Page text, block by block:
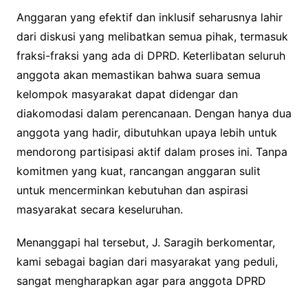
Anggaran yang efektif dan inklusif seharusnya lahir
dari diskusi yang melibatkan semua pihak, termasuk
fraksi-fraksi yang ada di DPRD. Keterlibatan seluruh
anggota akan memastikan bahwa suara semua
kelompok masyarakat dapat didengar dan
diakomodasi dalam perencanaan. Dengan hanya dua
anggota yang hadir, dibutuhkan upaya lebih untuk
mendorong partisipasi aktif dalam proses ini. Tanpa
komitmen yang kuat, rancangan anggaran sulit
untuk mencerminkan kebutuhan dan aspirasi
masyarakat secara keseluruhan.
Menanggapi hal tersebut, J. Saragih berkomentar,
kami sebagai bagian dari masyarakat yang peduli,
sangat mengharapkan agar para anggota DPRD